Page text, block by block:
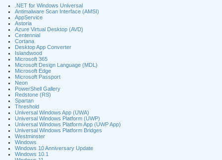
.NET for Windows Universal
Antimalware Scan Interface (AMSI)
AppService
Astoria
Azure Virtual Desktop (AVD)
Centennial
Cortana
Desktop App Converter
Islandwood
Microsoft 365
Microsoft Design Language (MDL)
Microsoft Edge
Microsoft Passport
Neon
PowerShell Gallery
Redstone (RS)
Spartan
Threshold
Universal Windows App (UWA)
Universal Windows Platform (UWP)
Universal Windows Platform App (UWP App)
Universal Windows Platform Bridges
Westminster
Windows
Windows 10 Anniversary Update
Windows 10.1